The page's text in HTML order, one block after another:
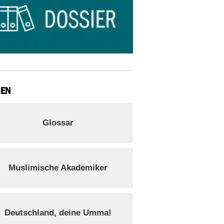
Glossar
Muslimische Akademiker
Deutschland, deine Umma!